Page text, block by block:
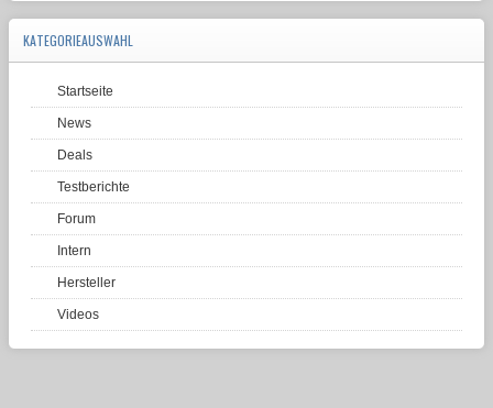
KATEGORIEAUSWAHL
Startseite
News
Deals
Testberichte
Forum
Intern
Hersteller
Videos